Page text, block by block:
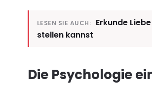
LESEN SIE AUCH:
Erkunde
stellen kannst
Die Psychologie